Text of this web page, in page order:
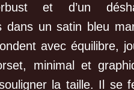
et d’un
dans un satin bleu
avec équilibre,
minimal et
la taille. Il se